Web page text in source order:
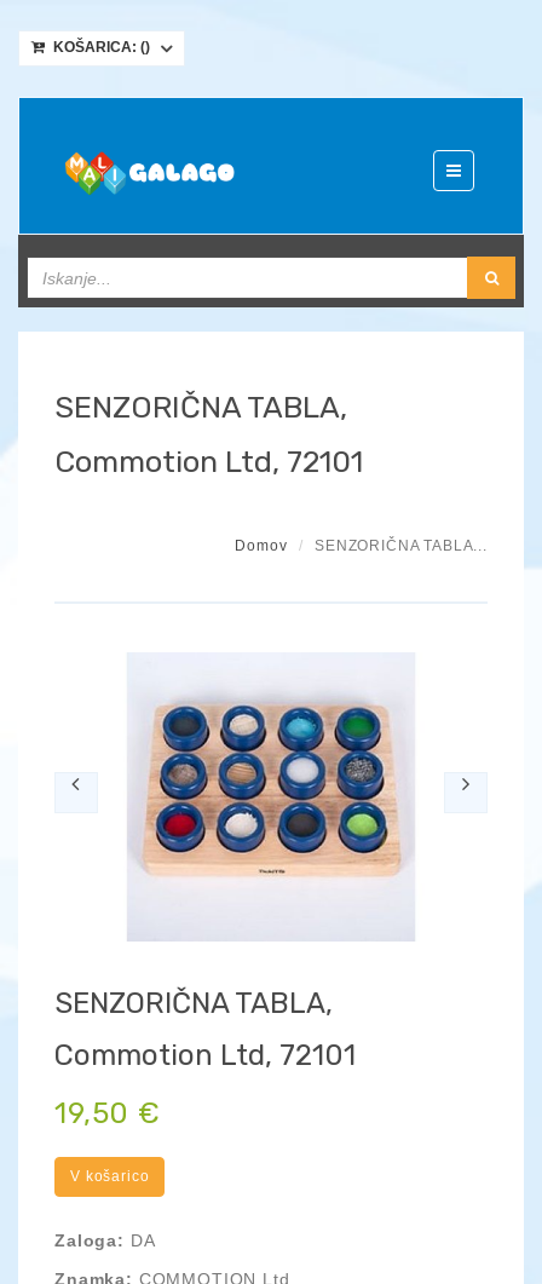
KOŠARICA: ()
Toggle
SENZORIČNA TABLA,
Commotion Ltd, 72101
Domov SENZORIČNA TABLA...
Previous Next
SENZORIČNA TABLA,
Commotion Ltd, 72101
19,50 €
V košarico
Zaloga: DA
Znamka: COMMOTION Ltd